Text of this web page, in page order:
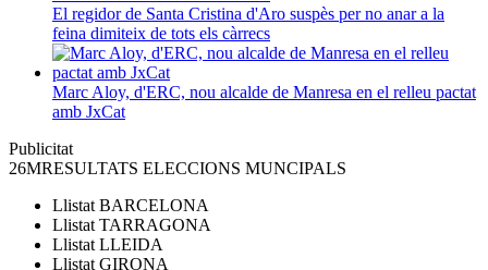
El regidor de Santa Cristina d'Aro suspès per no anar a la
feina dimiteix de tots els càrrecs
Marc Aloy, d'ERC, nou alcalde de Manresa en el relleu pactat
amb JxCat
Publicitat
26MRESULTATS ELECCIONS MUNCIPALS
Llistat BARCELONA
Llistat TARRAGONA
Llistat LLEIDA
Llistat GIRONA